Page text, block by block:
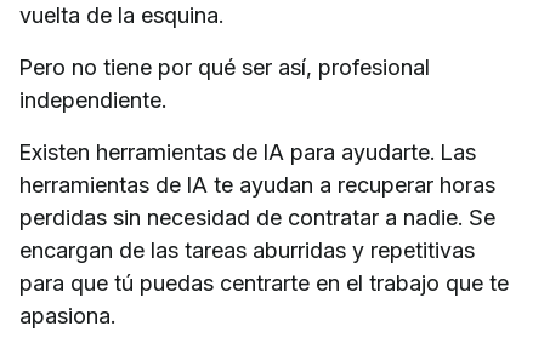
vuelta de la esquina.
Pero no tiene por qué ser así, profesional
independiente.
Existen herramientas de IA para ayudarte. Las
herramientas de IA te ayudan a recuperar horas
perdidas sin necesidad de contratar a nadie. Se
encargan de las tareas aburridas y repetitivas
para que tú puedas centrarte en el trabajo que te
apasiona.